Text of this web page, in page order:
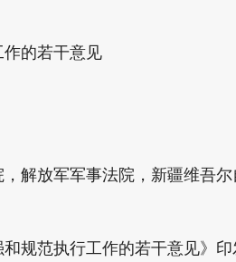
的若干意见
放军军事法院，新疆维吾尔
范执行工作的若干意见》印